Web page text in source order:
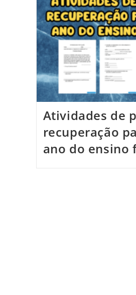
Atividades de
recuperação
ano do ensino